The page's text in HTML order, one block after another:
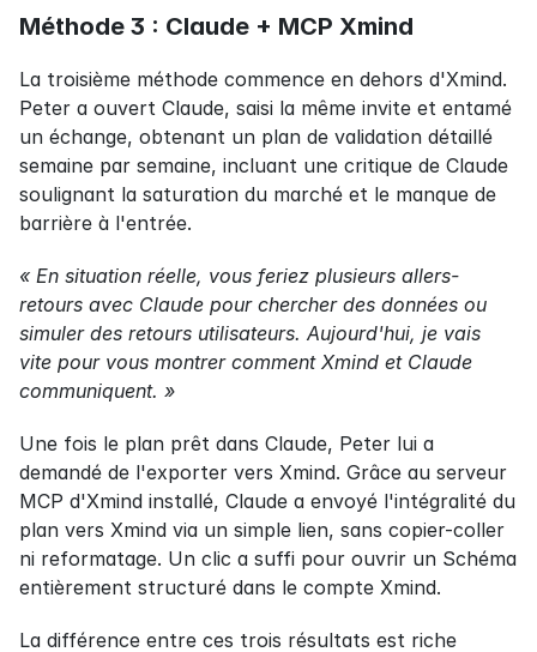
Méthode 3 : Claude + MCP Xmind
La troisième méthode commence en dehors d'Xmind.
Peter a ouvert Claude, saisi la même invite et entamé
un échange, obtenant un plan de validation détaillé
semaine par semaine, incluant une critique de Claude
soulignant la saturation du marché et le manque de
barrière à l'entrée.
« En situation réelle, vous feriez plusieurs allers-
retours avec Claude pour chercher des données ou
simuler des retours utilisateurs. Aujourd'hui, je vais
vite pour vous montrer comment Xmind et Claude
communiquent. »
Une fois le plan prêt dans Claude, Peter lui a
demandé de l'exporter vers Xmind. Grâce au serveur
MCP d'Xmind installé, Claude a envoyé l'intégralité du
plan vers Xmind via un simple lien, sans copier-coller
ni reformatage. Un clic a suffi pour ouvrir un Schéma
entièrement structuré dans le compte Xmind.
La différence entre ces trois résultats est riche